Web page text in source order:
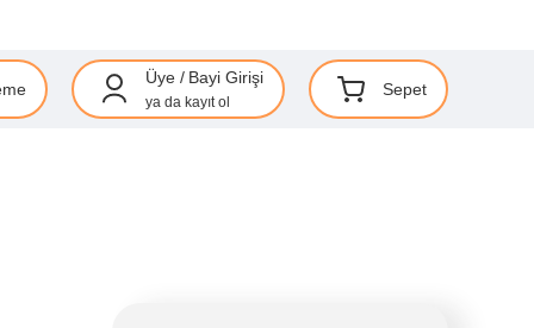
Üye / Bayi Girişi
ya da kayıt ol
Sepet